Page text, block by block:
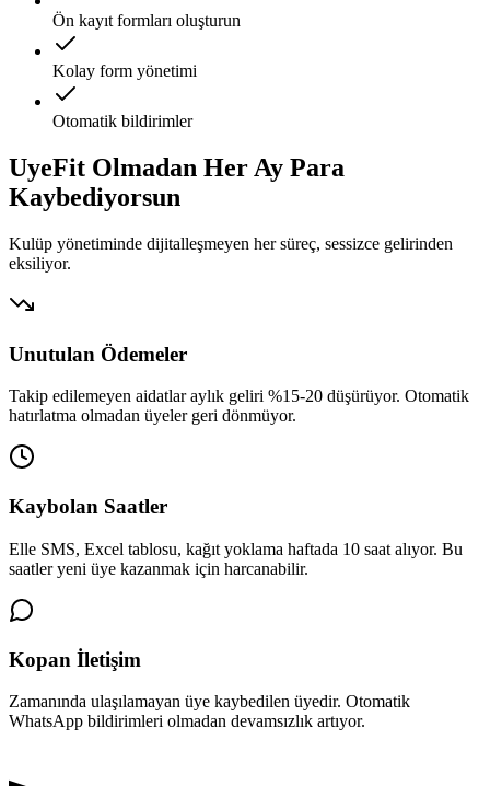
Ön kayıt formları oluşturun
Kolay form yönetimi
Otomatik bildirimler
UyeFit Olmadan Her Ay Para
Kaybediyorsun
Kulüp yönetiminde dijitalleşmeyen her süreç, sessizce gelirinden
eksiliyor.
Unutulan Ödemeler
Takip edilemeyen aidatlar aylık geliri %15-20 düşürüyor. Otomatik
hatırlatma olmadan üyeler geri dönmüyor.
Kaybolan Saatler
Elle SMS, Excel tablosu, kağıt yoklama haftada 10 saat alıyor. Bu
saatler yeni üye kazanmak için harcanabilir.
Kopan İletişim
Zamanında ulaşılamayan üye kaybedilen üyedir. Otomatik
WhatsApp bildirimleri olmadan devamsızlık artıyor.